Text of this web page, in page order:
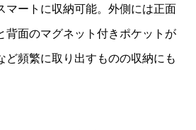
マートに収納可能。外側には正面
背面のマグネット付きポケットが
ど頻繁に取り出すものの収納にも